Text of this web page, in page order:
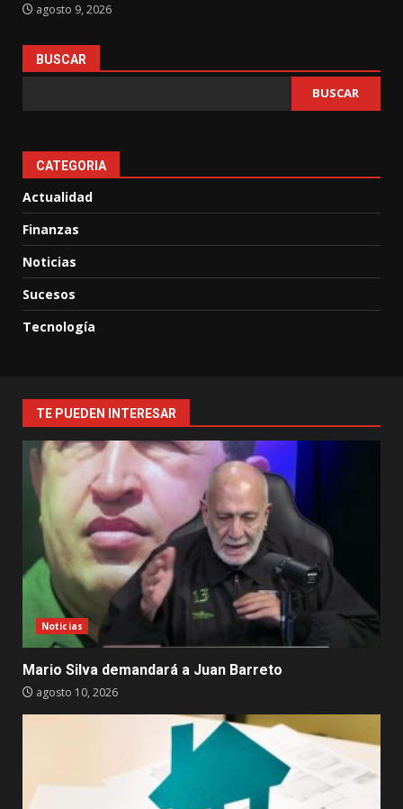
agosto 9, 2026
BUSCAR
BUSCAR
CATEGORIA
Actualidad
Finanzas
Noticias
Sucesos
Tecnología
TE PUEDEN INTERESAR
Noticias
Mario Silva demandará a Juan Barreto
agosto 10, 2026